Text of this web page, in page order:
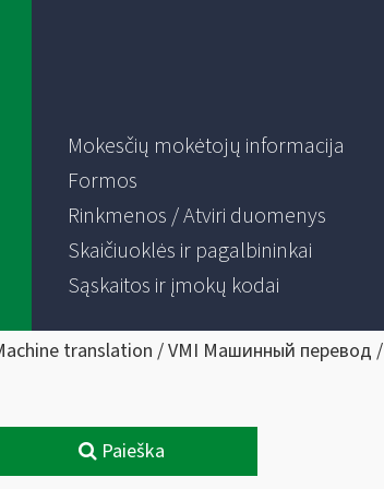
Mokesčių mokėtojų informacija
Formos
Rinkmenos / Atviri duomenys
Skaičiuoklės ir pagalbininkai
Sąskaitos ir įmokų kodai
translation / VMI Машинный перевод
Paieška